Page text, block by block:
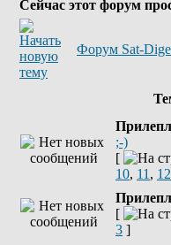
Сейчас этот форум
Форум Sat-
;-)
[
10, 11 , 12
[
3 ]